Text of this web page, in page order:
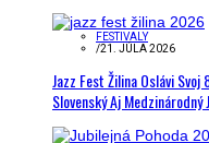
FESTIVALY
/21. JÚLA 2026
Jazz Fest Žilina Oslávi
Slovenský Aj Medzinárodný